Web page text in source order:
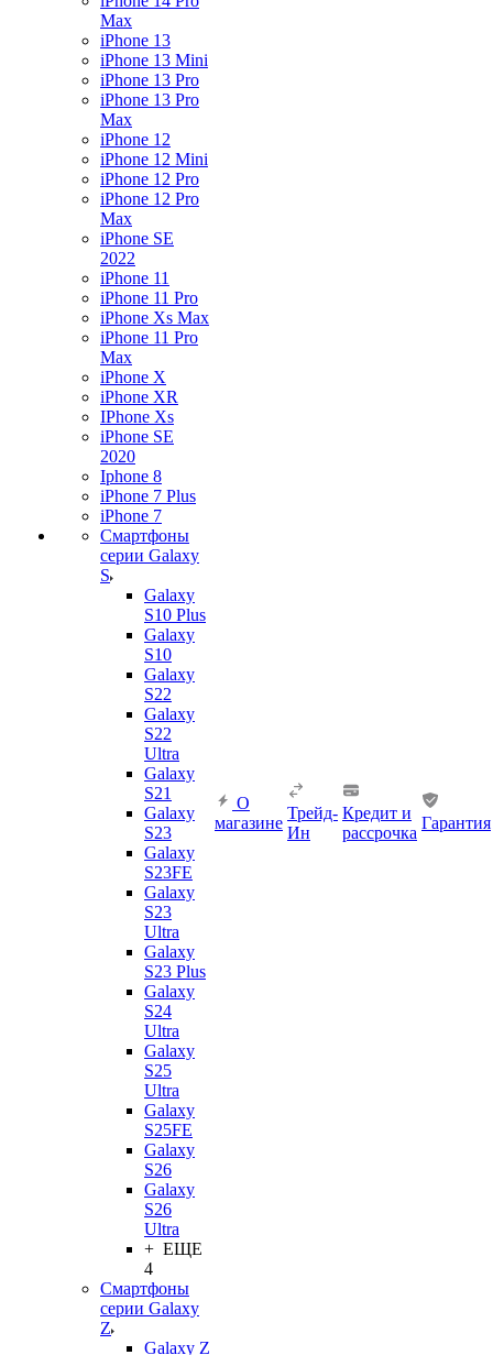
Max
iPhone 13
iPhone 13 Mini
iPhone 13 Pro
iPhone 13 Pro
Max
iPhone 12
iPhone 12 Mini
iPhone 12 Pro
iPhone 12 Pro
Max
iPhone SE
2022
iPhone 11
iPhone 11 Pro
iPhone Xs Max
iPhone 11 Pro
Max
iPhone X
iPhone XR
IPhone Xs
iPhone SE
2020
Iphone 8
iPhone 7 Plus
iPhone 7
Смартфоны
серии Galaxy
S
Galaxy
S10 Plus
Galaxy
S10
Galaxy
S22
Galaxy
S22
Ultra
Galaxy
S21
Galaxy
S23
Galaxy
S23FE
Galaxy
S23
Ultra
Galaxy
S23 Plus
Galaxy
S24
Ultra
Galaxy
S25
Ultra
Galaxy
S25FE
Galaxy
S26
Galaxy
S26
Ultra
+ ЕЩЕ
4
Смартфоны
серии Galaxy
Z
Galaxy Z
О
магазине
Трейд-
Ин
Кредит и
рассрочка
Гарантия